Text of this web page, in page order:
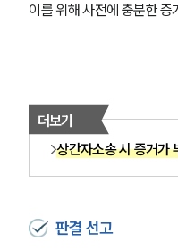
이를 위해 사전에 충분한 증
더보기
상간자소송 시 증거가
판결 선고